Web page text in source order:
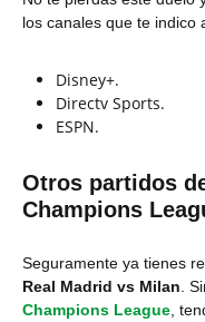
los canales que te indico
Disney+.
Directv Sports.
ESPN.
Otros partidos
Champions
Seguramente ya tienes
Real Madrid vs Milan .
Champions League ,